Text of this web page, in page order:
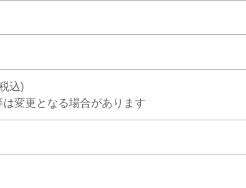
込)
変更となる場合があります